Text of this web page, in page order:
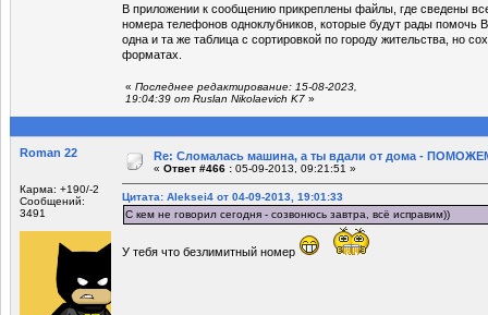
В приложении к сообщению прикреплены файлы, где сведены
номера телефонов одноклубников, которые будут рады помочь
одна и та же таблица с сортировкой по городу жительства, но
форматах.
« Последнее редактирование: 15-08-2023,
19:04:39 от Ruslan Nikolaevich K7 »
Roman 22
Карма: +190/-2
Сообщений:
3491
Re: Сломалась машина, а ты вдали от дома -
« Ответ #466 : 05-09-2013, 09:21:51 »
Цитата: Aleksei4 от 04-09-2013, 19:01:33
С кем не говорил сегодня - созвонюсь завтра, всё исправим))
У тебя что безлимитный номер